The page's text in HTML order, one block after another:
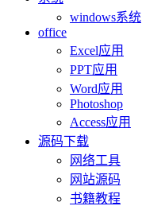
windows系统
office
Excel应用
PPT应用
Word应用
Photoshop
Access应用
源码下载
网络工具
网站源码
书籍教程